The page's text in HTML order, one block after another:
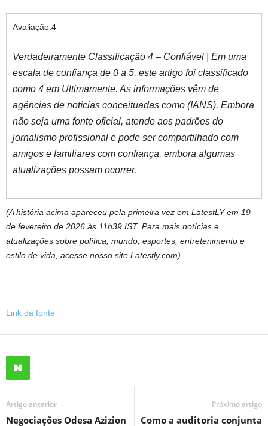
Avaliação:4
Verdadeiramente Classificação 4 – Confiável | Em uma
escala de confiança de 0 a 5, este artigo foi classificado
como 4 em Ultimamente. As informações vêm de
agências de notícias conceituadas como (IANS). Embora
não seja uma fonte oficial, atende aos padrões do
jornalismo profissional e pode ser compartilhado com
amigos e familiares com confiança, embora algumas
atualizações possam ocorrer.
(A história acima apareceu pela primeira vez em LatestLY em 19
de fevereiro de 2026 às 11h39 IST. Para mais notícias e
atualizações sobre política, mundo, esportes, entretenimento e
estilo de vida, acesse nosso site Latestly.com).
Link da fonte
Artigo anterior
Negociações Odesa Azizion
Próximo artigo
Como a auditoria conjunta